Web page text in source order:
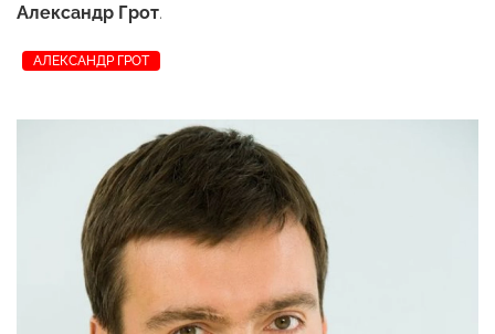
Александр Грот.
АЛЕКСАНДР ГРОТ